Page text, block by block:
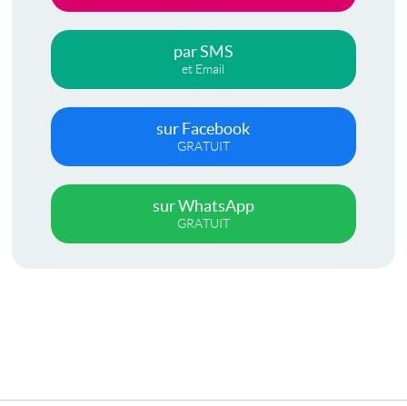
par SMS
et Email
sur Facebook
GRATUIT
sur WhatsApp
GRATUIT